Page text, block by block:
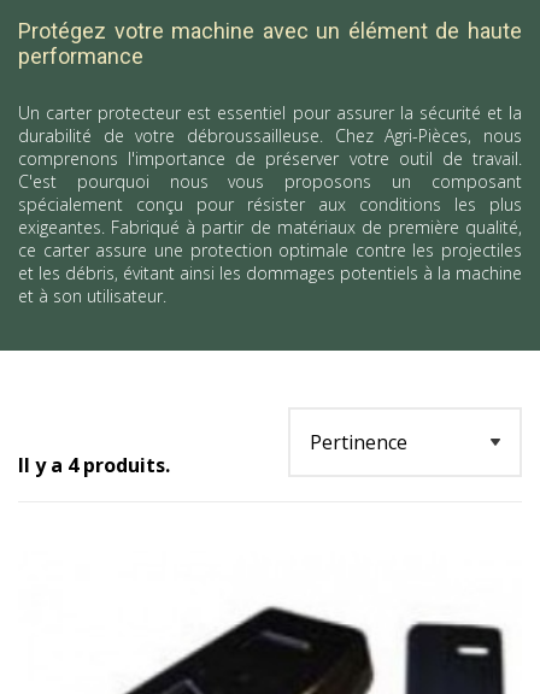
Protégez votre machine avec un élément de haute
performance
Un carter protecteur est essentiel pour assurer la sécurité et la
durabilité de votre débroussailleuse. Chez Agri-Pièces, nous
comprenons l'importance de préserver votre outil de travail.
C'est pourquoi nous vous proposons un composant
spécialement conçu pour résister aux conditions les plus
exigeantes. Fabriqué à partir de matériaux de première qualité,
ce carter assure une protection optimale contre les projectiles
et les débris, évitant ainsi les dommages potentiels à la machine
et à son utilisateur.
Il y a 4 produits.